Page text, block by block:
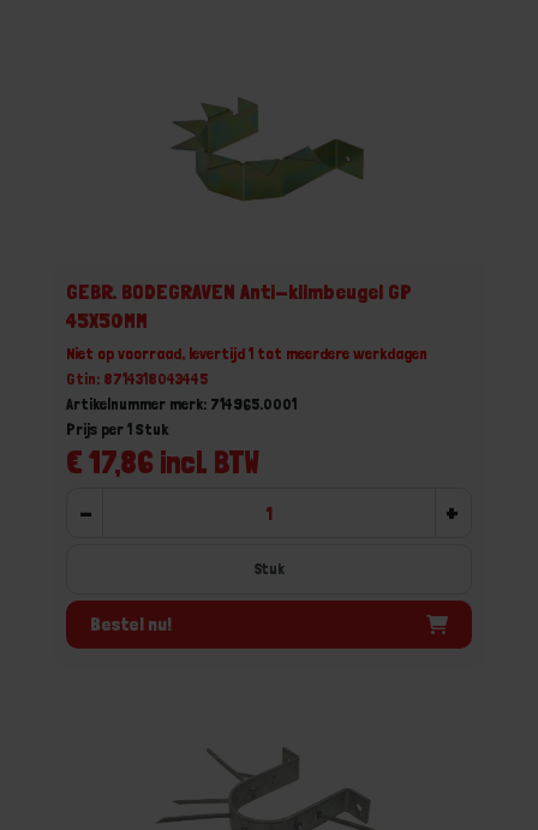
GEBR. BODEGRAVEN Anti-klimbeugel GP
45X50MM
Niet op voorraad, levertijd 1 tot meerdere werkdagen
Gtin: 8714318043445
Artikelnummer merk: 714965.0001
€ 17,86 incl. BTW
Prijs per 1 Stuk
- +
Stuk
Bestel nu!